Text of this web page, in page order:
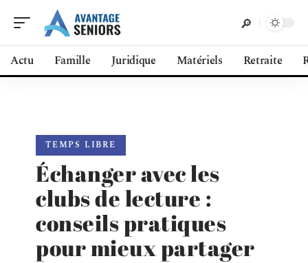
Actu Famille Juridique Matériels Retraite
TEMPS LIBRE
Échanger avec les
clubs de lecture :
conseils pratiques
pour mieux partager